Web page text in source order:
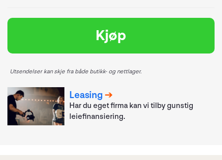
Kjøp
Utsendelser kan skje fra både butikk- og nettlager.
Leasing
Har du eget firma kan vi tilby gunstig
leiefinansiering.